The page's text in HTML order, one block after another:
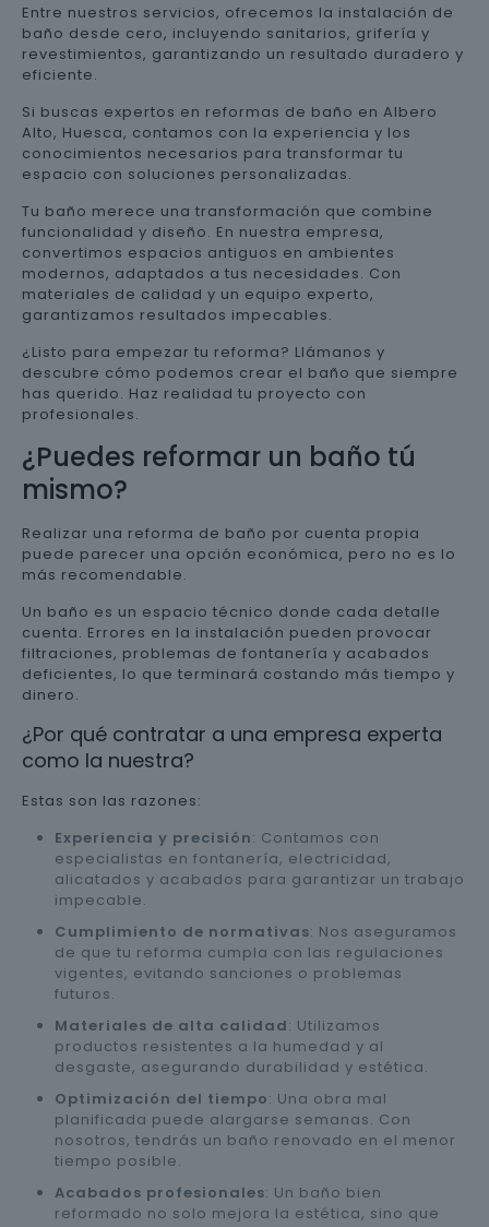
Entre nuestros servicios, ofrecemos la instalación de
baño desde cero, incluyendo sanitarios, grifería y
revestimientos, garantizando un resultado duradero y
eficiente.
Si buscas expertos en reformas de baño en Albero
Alto, Huesca, contamos con la experiencia y los
conocimientos necesarios para transformar tu
espacio con soluciones personalizadas.
Tu baño merece una transformación que combine
funcionalidad y diseño. En nuestra empresa,
convertimos espacios antiguos en ambientes
modernos, adaptados a tus necesidades. Con
materiales de calidad y un equipo experto,
garantizamos resultados impecables.
¿Listo para empezar tu reforma? Llámanos y
descubre cómo podemos crear el baño que siempre
has querido. Haz realidad tu proyecto con
profesionales.
¿Puedes reformar un baño tú
mismo?
Realizar una reforma de baño por cuenta propia
puede parecer una opción económica, pero no es lo
más recomendable.
Un baño es un espacio técnico donde cada detalle
cuenta. Errores en la instalación pueden provocar
filtraciones, problemas de fontanería y acabados
deficientes, lo que terminará costando más tiempo y
dinero.
¿Por qué contratar a una empresa experta
como la nuestra?
Estas son las razones:
Experiencia y precisión: Contamos con
especialistas en fontanería, electricidad,
alicatados y acabados para garantizar un trabajo
impecable.
Cumplimiento de normativas: Nos aseguramos
de que tu reforma cumpla con las regulaciones
vigentes, evitando sanciones o problemas
futuros.
Materiales de alta calidad: Utilizamos
productos resistentes a la humedad y al
desgaste, asegurando durabilidad y estética.
Optimización del tiempo: Una obra mal
planificada puede alargarse semanas. Con
nosotros, tendrás un baño renovado en el menor
tiempo posible.
Acabados profesionales: Un baño bien
reformado no solo mejora la estética, sino que